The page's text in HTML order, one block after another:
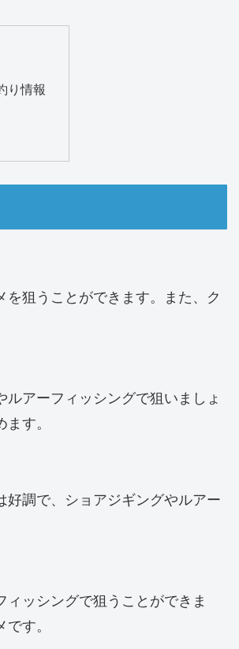
り情報
狙うことができます。また、ク
アーフィッシングで狙いましょ
す。
調で、ショアジギングやルアー
ッシングで狙うことができま
す。